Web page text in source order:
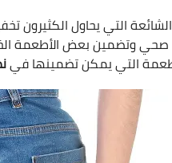
التي يحاول
صحي وتضمين بعض الأطعمة
التي يمكن تضمينها في